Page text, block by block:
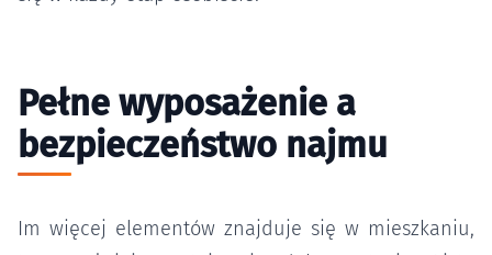
Pełne wyposażenie a
bezpieczeństwo najmu
Im więcej elementów znajduje się w mieszkaniu,